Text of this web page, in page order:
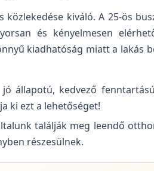
kiváló. A 25-ös
és kényelmesen
kiadhatóság miatt a lakás
állapotú, kedvező
ki ezt a lehetőséget!
találják meg leendő
részesülnek.